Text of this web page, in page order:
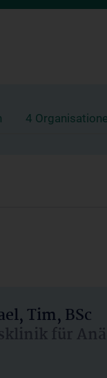
4
Tim, BSc
für